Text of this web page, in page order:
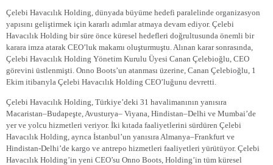
Çelebi Havacılık Holding, dünyada büyüme hedefi paralelinde organizasyon
yapısını geliştirmek için kararlı adımlar atmaya devam ediyor. Çelebi
Havacılık Holding bir süre önce küresel hedefleri doğrultusunda önemli bir
karara imza atarak CEO’luk makamı oluşturmuştu. Alınan karar sonrasında,
Çelebi Havacılık Holding Yönetim Kurulu Üyesi Canan Çelebioğlu, CEO
görevini üstlenmişti. Onno Boots’un atanması üzerine, Canan Çelebioğlu, 1
Ekim itibarıyla Çelebi Havacılık Holding CEO’luğunu devretti.
Çelebi Havacılık Holding, Türkiye’deki 31 havalimanının yanısıra
Macaristan–Budapeşte, Avusturya– Viyana, Hindistan–Delhi ve Mumbai’de
yer ve yolcu hizmetleri veriyor. İki kıtada faaliyetlerini sürdüren Çelebi
Havacılık Holding, ayrıca İstanbul’un yanısıra Almanya–Frankfurt ve
Hindistan-Delhi’de kargo ve antrepo hizmetleri faaliyetleri yürütüyor. Çelebi
Havacılık Holding’in yeni CEO’su Onno Boots, Holding’in tüm küresel